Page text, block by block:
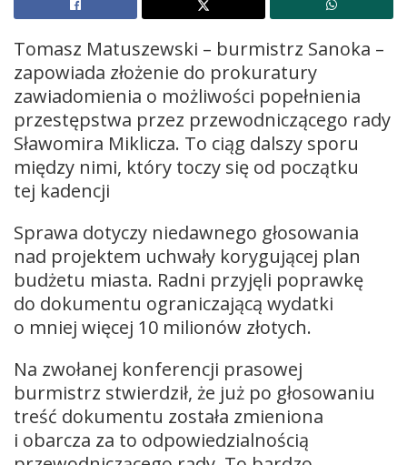
Tomasz Matuszewski – burmistrz Sanoka –
zapowiada złożenie do prokuratury
zawiadomienia o możliwości popełnienia
przestępstwa przez przewodniczącego rady
Sławomira Miklicza. To ciąg dalszy sporu
między nimi, który toczy się od początku
tej kadencji
Sprawa dotyczy niedawnego głosowania
nad projektem uchwały korygującej plan
budżetu miasta. Radni przyjęli poprawkę
do dokumentu ograniczającą wydatki
o mniej więcej 10 milionów złotych.
Na zwołanej konferencji prasowej
burmistrz stwierdził, że już po głosowaniu
treść dokumentu została zmieniona
i obarcza za to odpowiedzialnością